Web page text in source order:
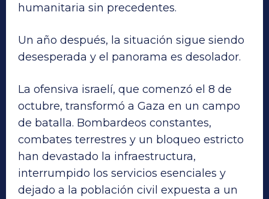
humanitaria sin precedentes.
Un año después, la situación sigue siendo
desesperada y el panorama es desolador.
La ofensiva israelí, que comenzó el 8 de
octubre, transformó a Gaza en un campo
de batalla. Bombardeos constantes,
combates terrestres y un bloqueo estricto
han devastado la infraestructura,
interrumpido los servicios esenciales y
dejado a la población civil expuesta a un